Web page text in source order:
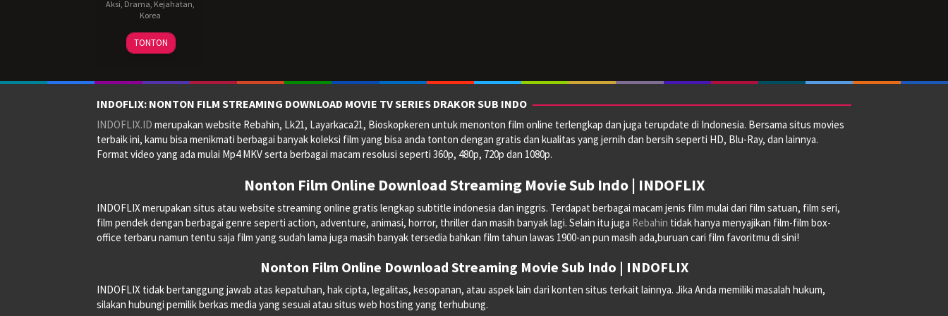
Aksi, Drama, Kejahatan,
Korea
24
Apr
허
명
TONTON
INDOFLIX: NONTON FILM STREAMING DOWNLOAD MOVIE TV SERIES DRAKOR SUB INDO
INDOFLIX.ID merupakan website Rebahin, Lk21, Layarkaca21, Bioskopkeren untuk menonton film online terlengkap dan juga terupdate di Indonesia. Bersama situs movies
terbaik ini, kamu bisa menikmati berbagai banyak koleksi film yang bisa anda tonton dengan gratis dan kualitas yang jernih dan bersih seperti HD, Blu-Ray, dan lainnya.
Format video yang ada mulai Mp4 MKV serta berbagai macam resolusi seperti 360p, 480p, 720p dan 1080p.
Nonton Film Online Download Streaming Movie Sub Indo | INDOFLIX
INDOFLIX merupakan situs atau website streaming online gratis lengkap subtitle indonesia dan inggris. Terdapat berbagai macam jenis film mulai dari film satuan, film seri,
film pendek dengan berbagai genre seperti action, adventure, animasi, horror, thriller dan masih banyak lagi. Selain itu juga Rebahin tidak hanya menyajikan film-film box-
office terbaru namun tentu saja film yang sudah lama juga masih banyak tersedia bahkan film tahun lawas 1900-an pun masih ada,buruan cari film favoritmu di sini!
Nonton Film Online Download Streaming Movie Sub Indo | INDOFLIX
INDOFLIX tidak bertanggung jawab atas kepatuhan, hak cipta, legalitas, kesopanan, atau aspek lain dari konten situs terkait lainnya. Jika Anda memiliki masalah hukum,
silakan hubungi pemilik berkas media yang sesuai atau situs web hosting yang terhubung.